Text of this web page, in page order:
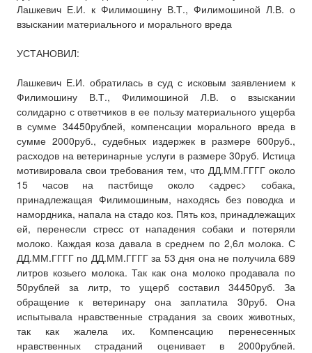
Лашкевич Е.И. к Филимошину В.Т., Филимошиной Л.В. о
взыскании материального и морального вреда
УСТАНОВИЛ:
Лашкевич Е.И. обратилась в суд с исковым заявлением к
Филимошину В.Т., Филимошиной Л.В. о взыскании
солидарно с ответчиков в ее пользу материального ущерба
в сумме 34450рублей, компенсации морального вреда в
сумме 2000руб., судебных издержек в размере 600руб.,
расходов на ветеринарные услуги в размере 30руб. Истица
мотивировала свои требования тем, что ДД.ММ.ГГГГ около
15 часов на пастбище около <адрес> собака,
принадлежащая Филимошиным, находясь без поводка и
намордника, напала на стадо коз. Пять коз, принадлежащих
ей, перенесли стресс от нападения собаки и потеряли
молоко. Каждая коза давала в среднем по 2,6л молока. С
ДД.ММ.ГГГГ по ДД.ММ.ГГГГ за 53 дня она не получила 689
литров козьего молока. Так как она молоко продавала по
50рублей за литр, то ущерб составил 34450руб. За
обращение к ветеринару она заплатила 30руб. Она
испытывала нравственные страдания за своих животных,
так как жалела их. Компенсацию перенесенных
нравственных страданий оценивает в 2000рублей.